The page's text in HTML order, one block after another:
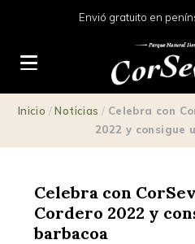
Envió gratuito en
Inicio /Noticias / Celebra con
2022 y consigue
Celebra con
Cordero 2022 y
barbacoa